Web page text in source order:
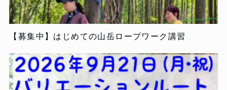
【募集中】はじめての山岳ロープワーク講習